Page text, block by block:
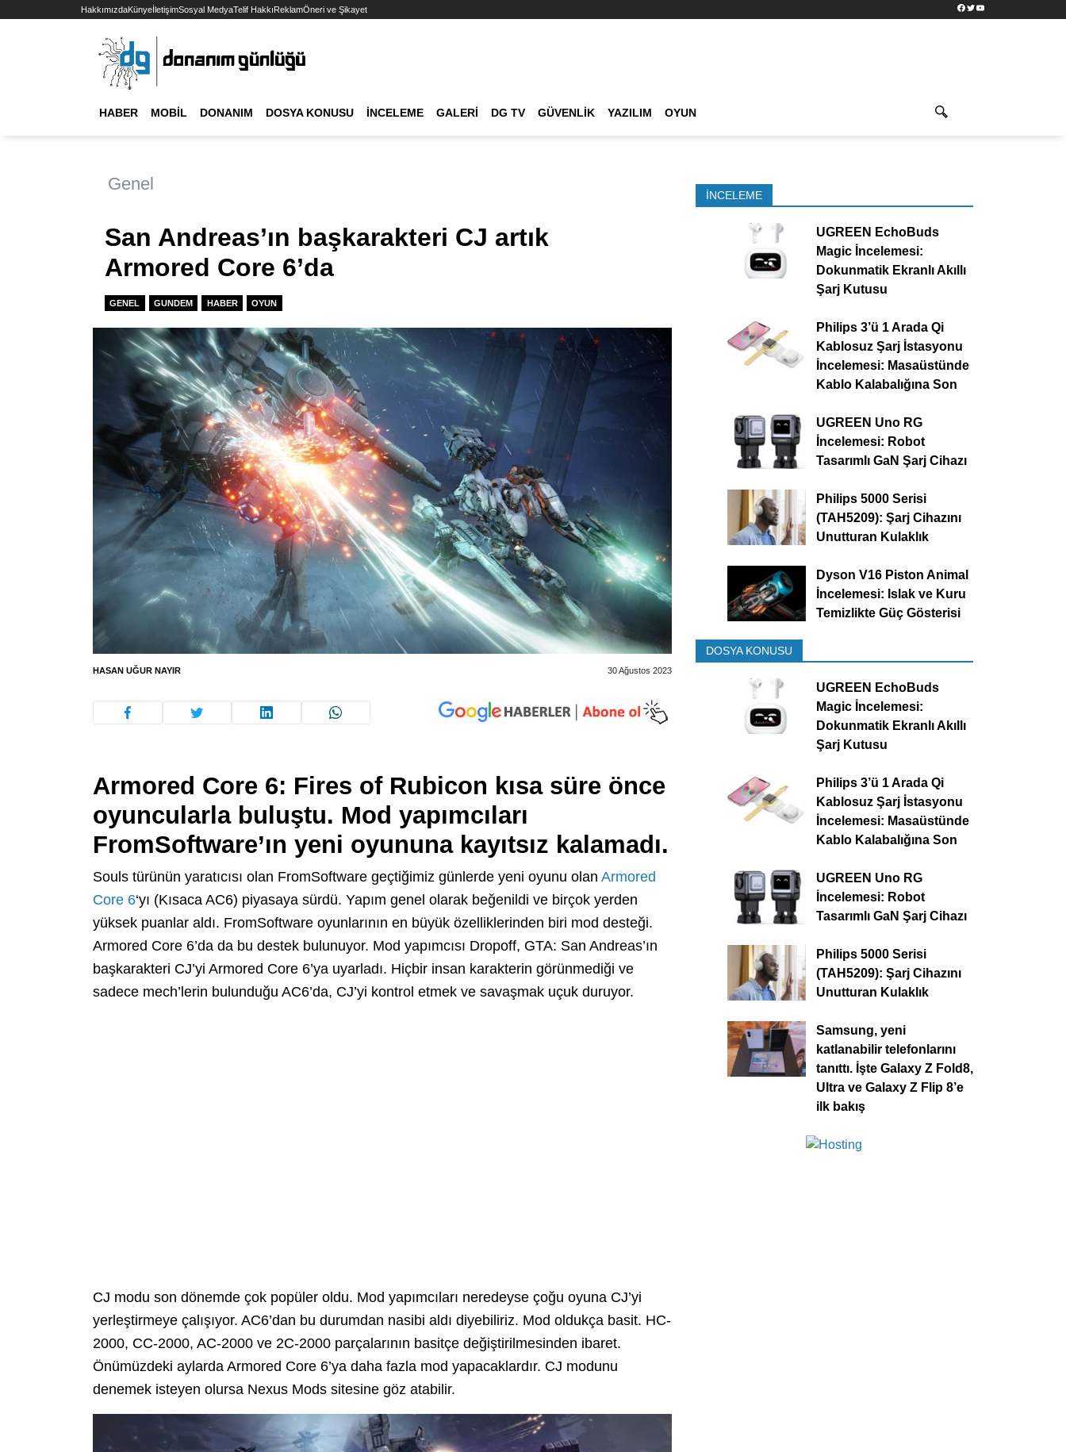
HakkımızdaKünyeİletişimSosyal MedyaTelif HakkıReklamÖneri ve Şikayet Facebook
TwitterYouTube
HABER MOBIL DONANIM DOSYA KONUSU İNCELEME GALERI DG TV GÜVENLIK YAZILIM OYUN
Genel
San Andreas’ın başkarakteri CJ artık
Armored Core 6’da
GENEL GUNDEM HABER OYUN
HASAN UĞUR NAYIR 30 Ağustos 2023
Armored Core 6: Fires of Rubicon kısa süre önce
oyuncularla buluştu. Mod yapımcıları
FromSoftware’ın yeni oyununa kayıtsız kalamadı.
Souls türünün yaratıcısı olan FromSoftware geçtiğimiz günlerde yeni oyunu olan Armored
Core 6‘yı (Kısaca AC6) piyasaya sürdü. Yapım genel olarak beğenildi ve birçok yerden
yüksek puanlar aldı. FromSoftware oyunlarının en büyük özelliklerinden biri mod desteği.
Armored Core 6’da da bu destek bulunuyor. Mod yapımcısı Dropoff, GTA: San Andreas’ın
başkarakteri CJ’yi Armored Core 6’ya uyarladı. Hiçbir insan karakterin görünmediği ve
sadece mech’lerin bulunduğu AC6’da, CJ’yi kontrol etmek ve savaşmak uçuk duruyor.
CJ modu son dönemde çok popüler oldu. Mod yapımcıları neredeyse çoğu oyuna CJ’yi
yerleştirmeye çalışıyor. AC6’dan bu durumdan nasibi aldı diyebiliriz. Mod oldukça basit. HC-
2000, CC-2000, AC-2000 ve 2C-2000 parçalarının basitçe değiştirilmesinden ibaret.
Önümüzdeki aylarda Armored Core 6’ya daha fazla mod yapacaklardır. CJ modunu
denemek isteyen olursa Nexus Mods sitesine göz atabilir.
İNCELEME
UGREEN EchoBuds
Magic İncelemesi:
Dokunmatik Ekranlı Akıllı
Şarj Kutusu
Philips 3’ü 1 Arada Qi
Kablosuz Şarj İstasyonu
İncelemesi: Masaüstünde
Kablo Kalabalığına Son
UGREEN Uno RG
İncelemesi: Robot
Tasarımlı GaN Şarj Cihazı
Philips 5000 Serisi
(TAH5209): Şarj Cihazını
Unutturan Kulaklık
Dyson V16 Piston Animal
İncelemesi: Islak ve Kuru
Temizlikte Güç Gösterisi
DOSYA KONUSU
UGREEN EchoBuds
Magic İncelemesi:
Dokunmatik Ekranlı Akıllı
Şarj Kutusu
Philips 3’ü 1 Arada Qi
Kablosuz Şarj İstasyonu
İncelemesi: Masaüstünde
Kablo Kalabalığına Son
UGREEN Uno RG
İncelemesi: Robot
Tasarımlı GaN Şarj Cihazı
Philips 5000 Serisi
(TAH5209): Şarj Cihazını
Unutturan Kulaklık
Samsung, yeni
katlanabilir telefonlarını
tanıttı. İşte Galaxy Z Fold8,
Ultra ve Galaxy Z Flip 8’e
ilk bakış